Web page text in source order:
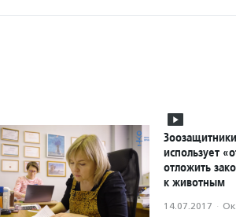
использует
отложить
к животным
14.07.2017 ·